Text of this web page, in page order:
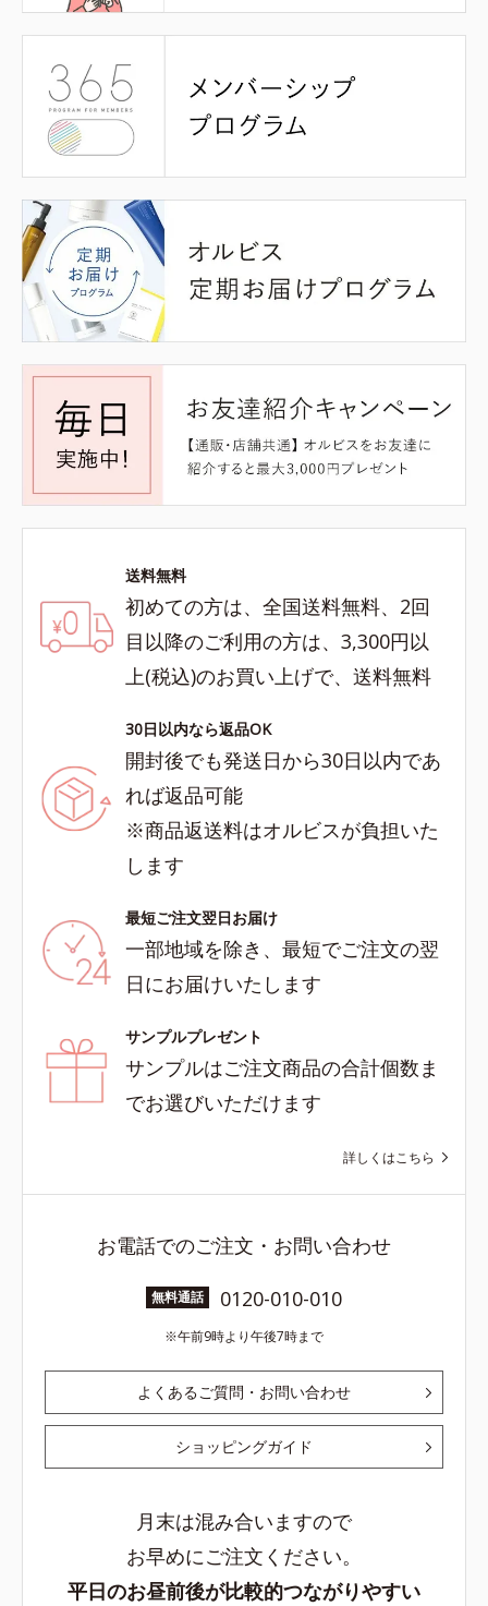
送料無料
初めての方は、全国送料無料、2回
目以降のご利用の方は、3,300円以
上(税込)のお買い上げで、送料無料
30日以内なら返品OK
開封後でも発送日から30日以内であ
れば返品可能
※商品返送料はオルビスが負担いた
します
最短ご注文翌日お届け
一部地域を除き、最短でご注文の翌
日にお届けいたします
サンプルプレゼント
サンプルはご注文商品の合計個数ま
でお選びいただけます
詳しくはこちら
お電話でのご注文・お問い合わせ
無料通話 0120-010-010
午前9時より午後7時まで
よくあるご質問・お問い合わせ
ショッピングガイド
月末は混み合いますので
お早めにご注文ください。
平日のお昼前後が比較的つながりやすい